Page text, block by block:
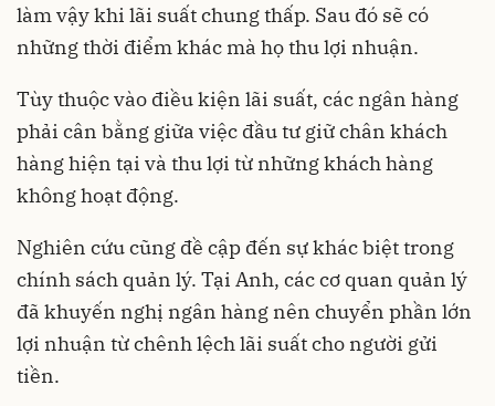
làm vậy khi lãi suất chung thấp. Sau đó sẽ có
những thời điểm khác mà họ thu lợi nhuận.
Tùy thuộc vào điều kiện lãi suất, các ngân hàng
phải cân bằng giữa việc đầu tư giữ chân khách
hàng hiện tại và thu lợi từ những khách hàng
không hoạt động.
Nghiên cứu cũng đề cập đến sự khác biệt trong
chính sách quản lý. Tại Anh, các cơ quan quản lý
đã khuyến nghị ngân hàng nên chuyển phần lớn
lợi nhuận từ chênh lệch lãi suất cho người gửi
tiền.